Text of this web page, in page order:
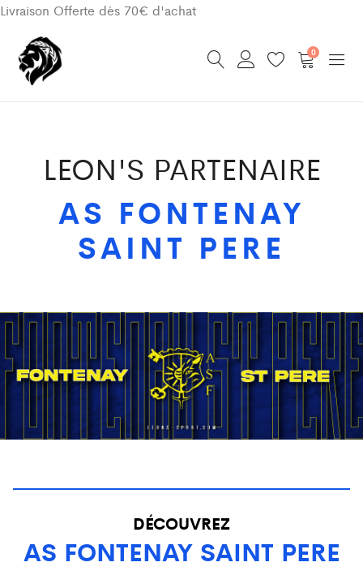
Livraison Offerte dès 70€ d'achat
0
LEON'S PARTENAIRE
AS FONTENAY
SAINT PERE
DÉCOUVREZ
AS FONTENAY SAINT PERE